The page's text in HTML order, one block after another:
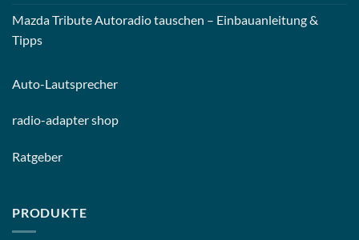
Mazda Tribute Autoradio tauschen – Einbauanleitung &
Tipps
Auto-Lautsprecher
radio-adapter shop
Ratgeber
PRODUKTE